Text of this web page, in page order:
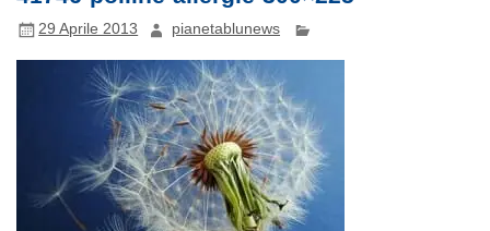
29 Aprile 2013 pianetablunews